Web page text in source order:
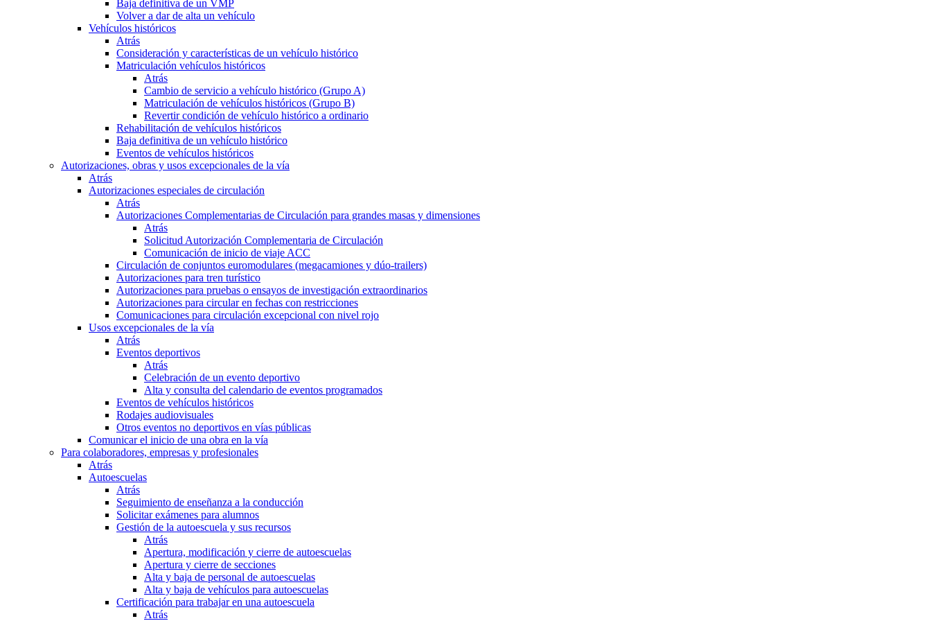
Baja definitiva de un VMP
Volver a dar de alta un vehículo
Vehículos históricos
Atrás
Consideración y características de un vehículo histórico
Matriculación vehículos históricos
Atrás
Cambio de servicio a vehículo histórico (Grupo A)
Matriculación de vehículos históricos (Grupo B)
Revertir condición de vehículo histórico a ordinario
Rehabilitación de vehículos históricos
Baja definitiva de un vehículo histórico
Eventos de vehículos históricos
Autorizaciones, obras y usos excepcionales de la vía
Atrás
Autorizaciones especiales de circulación
Atrás
Autorizaciones Complementarias de Circulación para grandes masas y dimensiones
Atrás
Solicitud Autorización Complementaria de Circulación
Comunicación de inicio de viaje ACC
Circulación de conjuntos euromodulares (megacamiones y dúo-trailers)
Autorizaciones para tren turístico
Autorizaciones para pruebas o ensayos de investigación extraordinarios
Autorizaciones para circular en fechas con restricciones
Comunicaciones para circulación excepcional con nivel rojo
Usos excepcionales de la vía
Atrás
Eventos deportivos
Atrás
Celebración de un evento deportivo
Alta y consulta del calendario de eventos programados
Eventos de vehículos históricos
Rodajes audiovisuales
Otros eventos no deportivos en vías públicas
Comunicar el inicio de una obra en la vía
Para colaboradores, empresas y profesionales
Atrás
Autoescuelas
Atrás
Seguimiento de enseñanza a la conducción
Solicitar exámenes para alumnos
Gestión de la autoescuela y sus recursos
Atrás
Apertura, modificación y cierre de autoescuelas
Apertura y cierre de secciones
Alta y baja de personal de autoescuelas
Alta y baja de vehículos para autoescuelas
Certificación para trabajar en una autoescuela
Atrás